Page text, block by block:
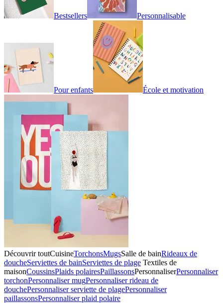
Bestsellers Personnalisable
Pour enfants École et motivation
Découvrir toutCuisineTorchonsMugsSalle de bainRideaux de
doucheServiettes de bainServiettes de plage Textiles de
maisonCoussinsPlaids polairesPaillassonsPersonnaliserPersonnaliser
torchonPersonnaliser mugPersonnaliser rideau de
douchePersonnaliser serviette de plagePersonnaliser
paillassonsPersonnaliser plaid polaire